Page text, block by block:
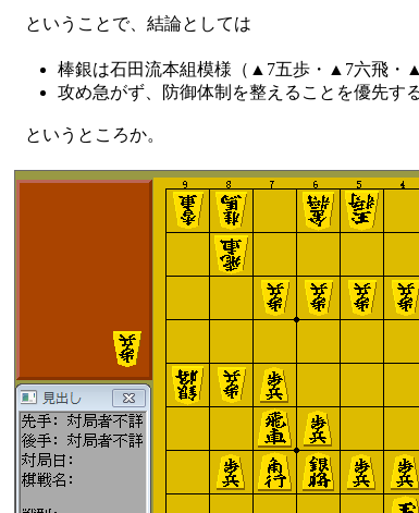
ということで、結論としては
棒銀は石田流本組模様（▲7五歩・▲7六飛・
攻め急がず、防御体制を整えることを優先す
というところか。